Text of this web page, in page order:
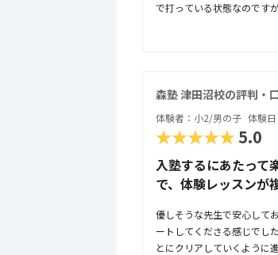
で打っている状態なのです
ャーに思わなくてもいい環
近くのパーキングにとめる
ち着いてできるのではない
ん。週に一回、１時間で妥
感覚でできる内容になって
視野に入れているそうなの
います。タイピングも今ま
須になってくるのでこれを
森塾 津田沼校の評判・
体験者：小2/男の子 体験
★★★★★5.0
入塾するにあたって
で、体験レッスンが
優しそうな先生で安心して
ートしてくださる感じでし
とにクリアしていくように